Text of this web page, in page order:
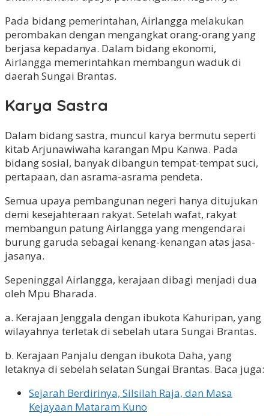
Pada bidang pemerintahan, Airlangga melakukan
perombakan dengan mengangkat orang-orang yang
berjasa kepadanya. Dalam bidang ekonomi,
Airlangga memerintahkan membangun waduk di
daerah Sungai Brantas.
Karya Sastra
Dalam bidang sastra, muncul karya bermutu seperti
kitab Arjunawiwaha karangan Mpu Kanwa. Pada
bidang sosial, banyak dibangun tempat-tempat suci,
pertapaan, dan asrama-asrama pendeta.
Semua upaya pembangunan negeri hanya ditujukan
demi kesejahteraan rakyat. Setelah wafat, rakyat
membangun patung Airlangga yang mengendarai
burung garuda sebagai kenang-kenangan atas jasa-
jasanya.
Sepeninggal Airlangga, kerajaan dibagi menjadi dua
oleh Mpu Bharada.
a. Kerajaan Jenggala dengan ibukota Kahuripan, yang
wilayahnya terletak di sebelah utara Sungai Brantas.
b. Kerajaan Panjalu dengan ibukota Daha, yang
letaknya di sebelah selatan Sungai Brantas. Baca juga:
Sejarah Berdirinya, Silsilah Raja, dan Masa
Kejayaan Mataram Kuno